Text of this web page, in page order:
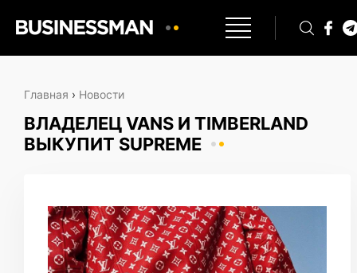
Главная › Новости
ВЛАДЕЛЕЦ VANS И TIMBERLAND
ВЫКУПИТ SUPREME